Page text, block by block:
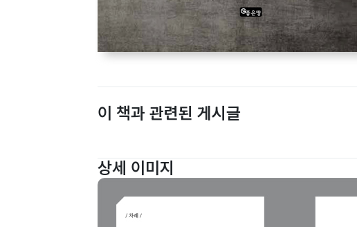
이 책과 관련된 게시글
상세 이미지